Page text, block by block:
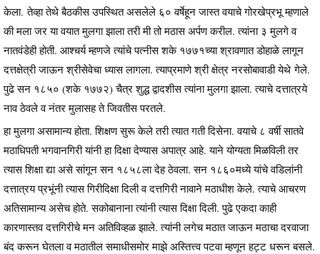
केला. तेव्हा तेथे बैठकीस उपस्थित असलेले ६० वर्षेहून जास्त वयाचे गोरखेप्रभू म्हणाले
की मला जर या वयात मुलगा झाला तरी मी तो मठास अर्पण करील. त्यांना ३ मुलगे व
नातवंडेही होती. आश्चर्य म्हणजे त्यांचे पत्नीस शके १७७१च्या श्रावणात डोहाळे लागून
दत्तक्षेत्री जाऊन श्रीसेवेचा ध्यास लागला. त्याप्रमाणे श्री क्षेत्र नरसोबावाडी येथे गेले.
पुढे सन १८५० (शके १७७२) चैत्र शुद्ध द्वादशीस त्यांना मुलगा झाला. त्याचे दत्तात्रये
नाव ठेवले व नंतर मुलासह ते जिवतीस परतले.
हा मुलगा असामान्य होता. शिक्षण सुरू केले तरी त्यात गती दिसेना. वयाचे ८ वर्षी सातवे
मठाधिपती भगवानगिरी यांनी हा दिक्षा देण्यास अपात्र आहे. याने योग्यता मिळविली तर
त्यास शिक्षा द्या असे सांगून सन १८५८ला देह ठेवला. सन १८६०मध्ये यांचे वडिलांनी
दत्तात्रय प्रभूंनी त्यास गिरीदिक्षा दिली व दत्तगिरी नावाने मठाधीश केले. त्याचे आचरण
अतिसामान्य असेच होते. सकोबानाना त्यांनी त्यास दिक्षा दिली. पुढे एकदा काही
कारणास्तव दत्तगिरीचे मन अतिविव्हळ झाले. त्यांनी लगेच मठात जाऊन मठाचा दरवाजा
बंद करून घेतला व मठातील समाधीसमोर माझे अस्तित्त्व पटवा म्हणून हट्ट धरून बसले.